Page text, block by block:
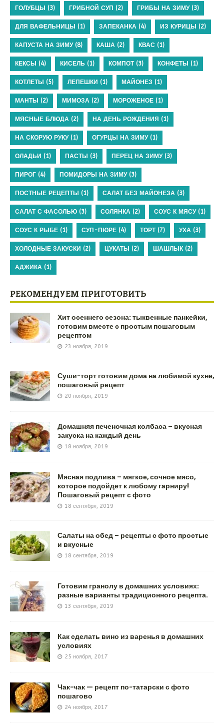
ГОЛУБЦЫ (3) ГРИБНОЙ СУП (2) ГРИБЫ НА ЗИМУ(3)
ДЛЯ ВАФЕЛЬНИЦЫ (1) ЗАПЕКАНКА (4) ИЗ КУРИЦЫ (2)
КАПУСТА НА ЗИМУ(8) КАША (2) КВАС (1)
КЕКСЫ (4) КИСЕЛЬ (1) КОМПОТ(3) КОНФЕТЫ (1)
КОТЛЕТЫ (5) ЛЕПЕШКИ (1) МАЙОНЕЗ (1)
МАНТЫ (2) МИМОЗА (2) МОРОЖЕНОЕ (1)
МЯСНЫЕ БЛЮДА (2) НА ДЕНЬ РОЖДЕНИЯ (1)
НА СКОРУЮ РУКУ(1) ОГУРЦЫ НА ЗИМУ(1)
ОЛАДЬИ (1) ПАСТЫ (3) ПЕРЕЦ НА ЗИМУ(3)
ПИРОГ (4) ПОМИДОРЫ НА ЗИМУ(3)
ПОСТНЫЕ РЕЦЕПТЫ (1) САЛАТ БЕЗ МАЙОНЕЗА (3)
САЛАТ С ФАСОЛЬЮ (3) СОЛЯНКА (2) СОУС К МЯСУ(1)
СОУС К РЫБЕ (1) СУП-ПЮРЕ (4) ТОРТ(7) УХА (3)
ХОЛОДНЫЕ ЗАКУСКИ (2) ЦУКАТЫ (2) ШАШЛЫК (2)
АДЖИКА (1)
РЕКОМЕНДУЕМ ПРИГОТОВИТЬ
Хит осеннего сезона: тыквенные панкейки,
готовим вместе с простым пошаговым
рецептом
23 ноября, 2019
Суши-торт готовим дома на любимой кухне,
пошаговый рецепт
20 ноября, 2019
Домашняя печеночная колбаса – вкусная
закуска на каждый день
18 ноября, 2019
Мясная подлива – мягкое, сочное мясо,
которое подойдет к любому гарниру!
Пошаговый рецепт с фото
18 сентября, 2019
Салаты на обед – рецепты с фото простые
и вкусные
18 сентября, 2019
Готовим гранолу в домашних условиях:
разные варианты традиционного рецепта.
13 сентября, 2019
Как сделать вино из варенья в домашних
условиях
25 ноября, 2017
Чак-чак — рецепт по-татарски с фото
пошагово
24 ноября, 2017